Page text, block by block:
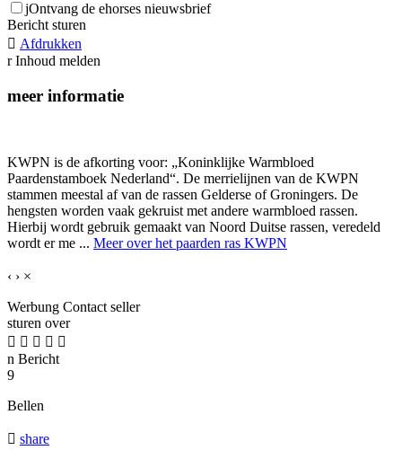
jOntvang de ehorses nieuwsbrief
Bericht sturen
 Afdrukken
r Inhoud melden
meer informatie
KWPN is de afkorting voor: „Koninklijke Warmbloed
Paardenstamboek Nederland“. De merrielijnen van de KWPN
stammen meestal af van de rassen Gelderse of Groningers. De
hengsten worden vaak gekruist met andere warmbloed rassen.
Hierbij wordt gebruik gemaakt van Noord Duitse rassen, veredeld
wordt er me ... Meer over het paarden ras KWPN
‹ › ×
Werbung Contact seller
sturen over
    
n Bericht
9
Bellen
 share